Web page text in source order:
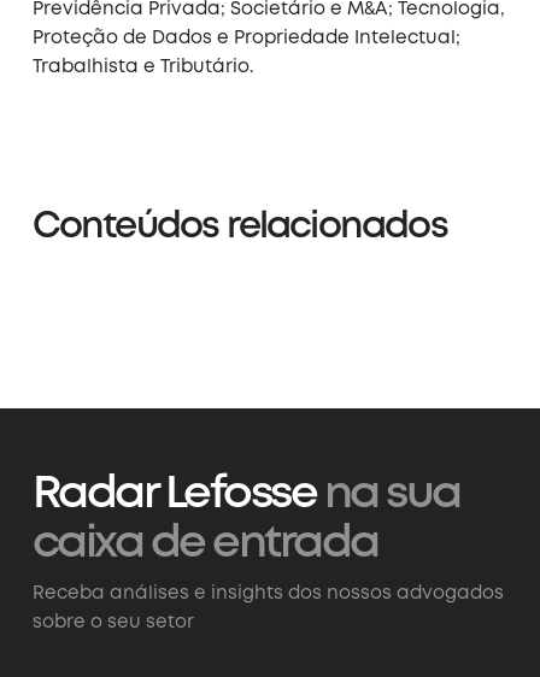
Previdência Privada; Societário e M&A; Tecnologia,
Proteção de Dados e Propriedade Intelectual;
Trabalhista e Tributário.
Conteúdos relacionados
Radar Lefossena sua
caixa de entrada
Receba análises e insights dos nossos advogados
sobre o seu setor